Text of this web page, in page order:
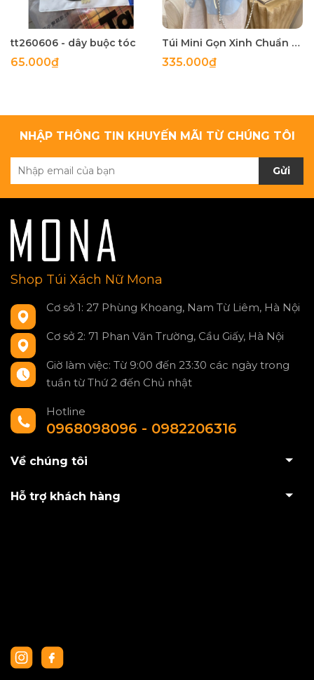
tt260606 - dây buộc tóc
65.000₫
Túi Mini Gọn Xinh Chuẩn Gu - tt260518
335.000₫
NHẬP THÔNG TIN KHUYẾN MÃI TỪ CHÚNG TÔI
Gửi
Shop Túi Xách Nữ Mona
Cơ sở 1: 27 Phùng Khoang, Nam Từ Liêm, Hà Nội
Cơ sở 2: 71 Phan Văn Trường, Cầu Giấy, Hà Nội
Giờ làm việc: Từ 9:00 đến 23:30 các ngày trong
tuần từ Thứ 2 đến Chủ nhật
Hotline
0968098096 - 0982206316
Về chúng tôi
Hỗ trợ khách hàng